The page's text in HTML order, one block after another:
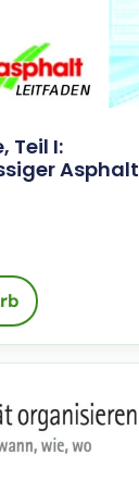
Teil I:
Asphalt